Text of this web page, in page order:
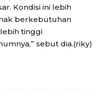
Kondisi ini lebih
berkebutuhan
tinggi
sebut dia.(riky)